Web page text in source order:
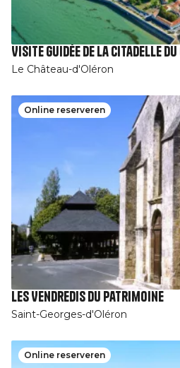
Visite guidée de la Citadelle
Le Château-d'Oléron
Online reserveren
Les Vendredis du patrimoine
Saint-Georges-d'Oléron
Online reserveren